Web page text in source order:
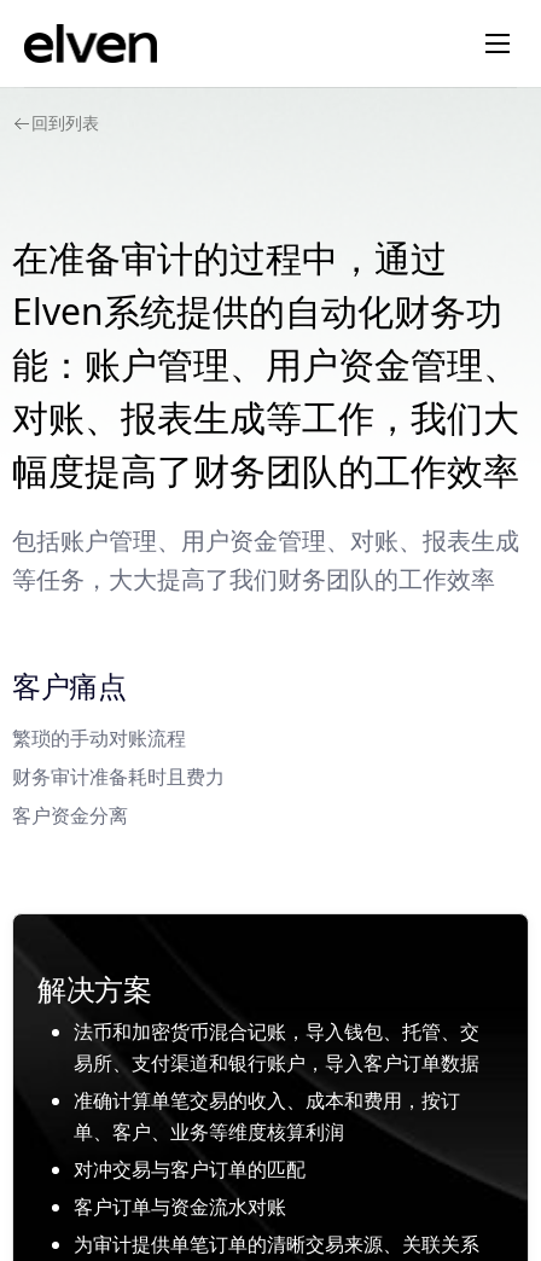
回到列表
在准备审计的过程中，通过
Elven系统提供的自动化财务功
能：账户管理、用户资金管理、
对账、报表生成等工作，我们大
幅度提高了财务团队的工作效率
包括账户管理、用户资金管理、对账、报表生成
等任务，大大提高了我们财务团队的工作效率
客户痛点
繁琐的手动对账流程
财务审计准备耗时且费力
客户资金分离
解决方案
法币和加密货币混合记账，导入钱包、托管、交
易所、支付渠道和银行账户，导入客户订单数据
准确计算单笔交易的收入、成本和费用，按订
单、客户、业务等维度核算利润
对冲交易与客户订单的匹配
客户订单与资金流水对账
为审计提供单笔订单的清晰交易来源、关联关系